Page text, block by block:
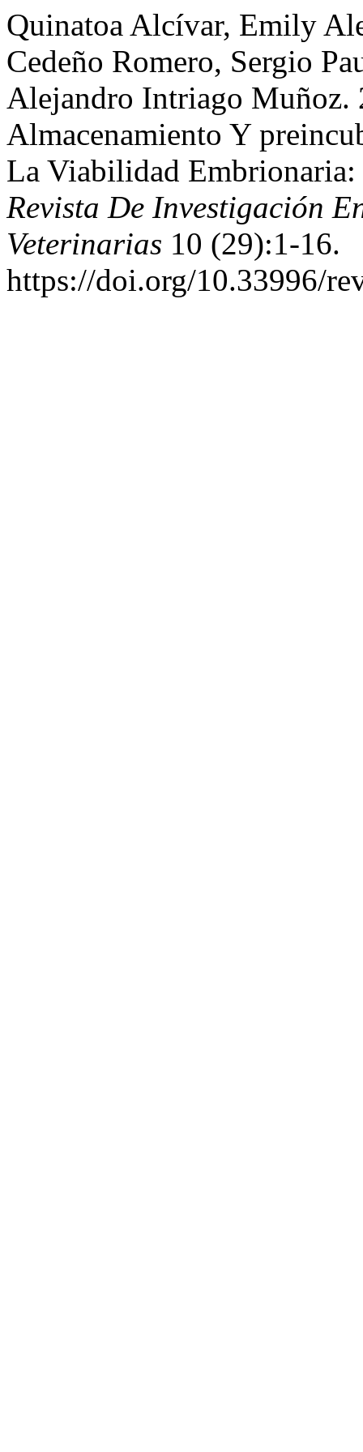
Quinatoa Alcívar, Emily
Cedeño Romero, Sergio
Alejandro Intriago Muñoz.
Almacenamiento Y
La Viabilidad
Revista De Investigación
Veterinarias 10 (29):1-16.
https://doi.org/10.33996/